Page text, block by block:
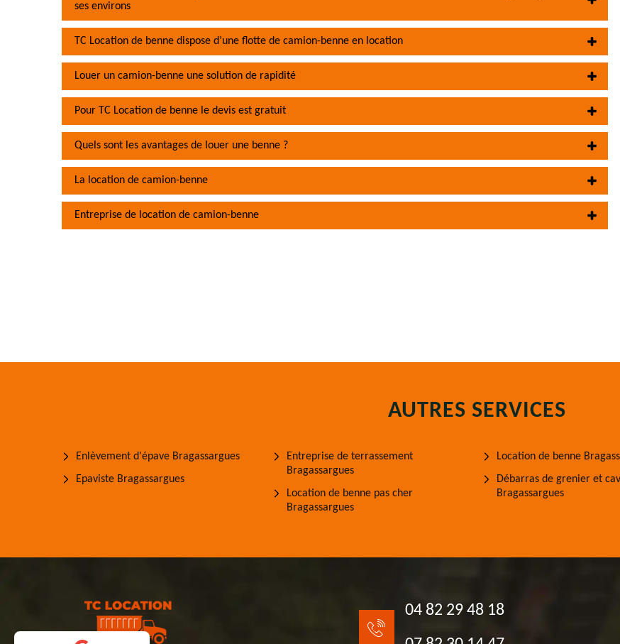
ses environs
TC Location de benne dispose d’une flotte de camion-benne en location
Louer un camion-benne une solution de rapidité
Pour TC Location de benne le devis est gratuit
Quels sont les avantages de louer une benne ?
La location de camion-benne
Entreprise de location de camion-benne
AUTRES SERVICES
Enlèvement d'épave Bragassargues
Epaviste Bragassargues
Entreprise de terrassement
Bragassargues
Location de benne pas cher
Bragassargues
Location de benne
Débarras de grenier et
Bragassargues
04 82 29 48 18